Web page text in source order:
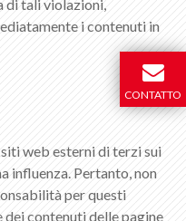
di tali violazioni,
i contenuti in
web esterni di terzi sui
influenza. Pertanto, non
per questi
contenuti delle pagine
CONTATTO